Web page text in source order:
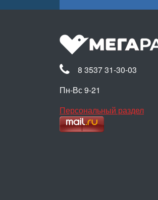
8 3537 31-30-03
Пн-Вс 9-21
Персональный раздел